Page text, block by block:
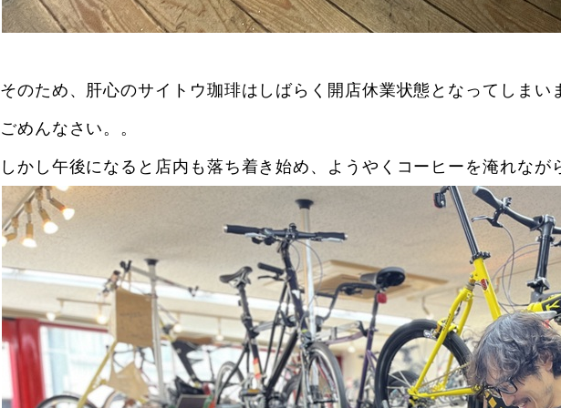
そのため、肝心のサイトウ珈琲はしばらく開店休業状態となってしまい
ごめんなさい。。
しかし午後になると店内も落ち着き始め、ようやくコーヒーを淹れな